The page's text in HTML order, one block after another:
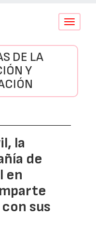
Conmutar
DE LA
Y
la
de
en
sus